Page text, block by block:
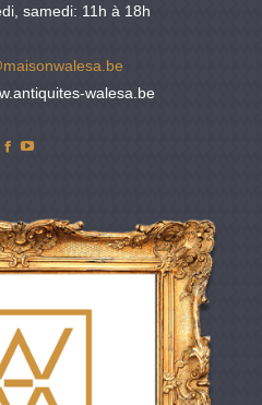
samedi: 11h à 18h
walesa.be
Facebook